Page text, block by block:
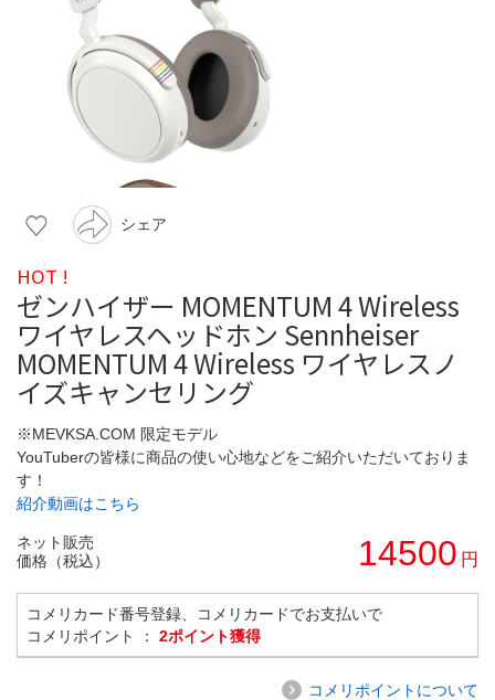
シェア
HOT !
ゼンハイザー MOMENTUM 4 Wireless
ワイヤレスヘッドホン Sennheiser
MOMENTUM 4 Wireless ワイヤレスノ
イズキャンセリング
※MEVKSA.COM 限定モデル
YouTuberの皆様に商品の使い心地などをご紹介いただいておりま
す！
紹介動画はこちら
ネット販売
価格（税込）
14500 円
コメリカード番号登録、コメリカードでお支払いで
コメリポイント ： 2ポイント獲得
コメリポイントについて